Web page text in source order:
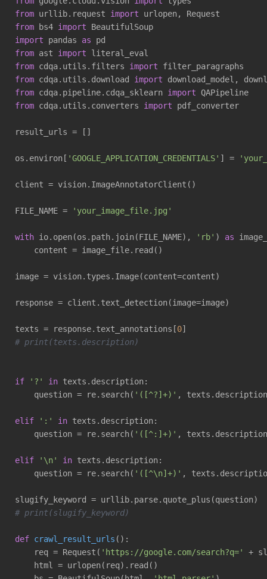
from urllib.request import
from bs4 import
import pandas as
from ast import
from cdqa.utils.filters import
from cdqa.utils.download import
from cdqa.pipeline.cdqa_sklearn import
from cdqa.utils.converters import pdf_converter
result_urls = []
os.environ[ 'GOOGLE_APPLICATION_CREDENTIALS' ] =
client = vision.ImageAnnotatorClient()
FILE_NAME = 'your_image_file.jpg'
with io.open(os.path.join(FILE_NAME), 'rb' ) as
    content = image_file.read()
image = vision.types.Image(content=content)
response = client.text_detection(image=image)
texts = response.text_annotations[0
# print(texts.description)
if '?' in texts.description:
    question = re.search(
'([^?]+)' ,
elif ':' in texts.description:
    question = re.search(
'([^:]+)' ,
elif '\n' in texts.description:
    question = re.search(
'([^\n]+)' ,
# print(slugify_keyword)
def crawl_result_urls () :
    req = Request(
'https://google.com/search?q='
+
    html = urlopen(req).read()